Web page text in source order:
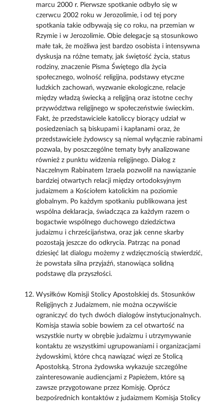
marcu 2000 r. Pierwsze spotkanie odbyło się w
czerwcu 2002 roku w Jerozolimie, i od tej pory
spotkania takie odbywają się co roku, na przemian w
Rzymie i w Jerozolimie. Obie delegacje są stosunkowo
małe tak, że możliwa jest bardzo osobista i intensywna
dyskusja na różne tematy, jak świętość życia, status
rodziny, znaczenie Pisma Świętego dla życia
społecznego, wolność religijna, podstawy etyczne
ludzkich zachowań, wyzwanie ekologiczne, relacje
między władzą świecką a religijną oraz istotne cechy
przywództwa religijnego w społeczeństwie świeckim.
Fakt, że przedstawiciele katoliccy biorący udział w
posiedzeniach są biskupami i kapłanami oraz, że
przedstawiciele żydowscy są niemal wyłącznie rabinami
pozwala, by poszczególne tematy były analizowane
również z punktu widzenia religijnego. Dialog z
Naczelnym Rabinatem Izraela pozwolił na nawiązanie
bardziej otwartych relacji między ortodoksyjnym
judaizmem a Kościołem katolickim na poziomie
globalnym. Po każdym spotkaniu publikowana jest
wspólna deklaracja, świadcząca za każdym razem o
bogactwie wspólnego duchowego dziedzictwa
judaizmu i chrześcijaństwa, oraz jak cenne skarby
pozostają jeszcze do odkrycia. Patrząc na ponad
dziesięć lat dialogu możemy z wdzięcznością stwierdzić,
że powstała silna przyjaźń, stanowiąca solidną
podstawę dla przyszłości.
Wysiłków Komisji Stolicy Apostolskiej ds. Stosunków
Religijnych z Judaizmem, nie można oczywiście
ograniczyć do tych dwóch dialogów instytucjonalnych.
Komisja stawia sobie bowiem za cel otwartość na
wszystkie nurty w obrębie judaizmu i utrzymywanie
kontaktu ze wszystkimi ugrupowaniami i organizacjami
żydowskimi, które chcą nawiązać więzi ze Stolicą
Apostolską. Strona żydowska wykazuje szczególne
zainteresowanie audiencjami z Papieżem, które są
zawsze przygotowane przez Komisję. Oprócz
bezpośrednich kontaktów z judaizmem Komisja Stolicy